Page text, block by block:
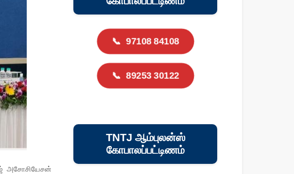
அசோசியேசன்
📞 97108 84108
📞 89253 30122
TNTJ ஆம்புலன்ஸ்
கோபாலப்பட்டிணம்